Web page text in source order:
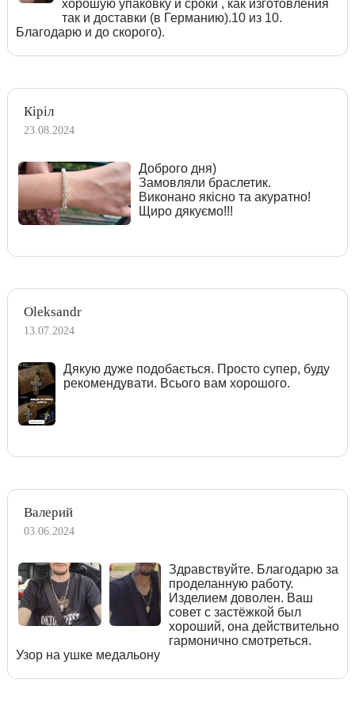
хорошую упаковку и сроки , как изготовления
так и доставки (в Германию).10 из 10.
Благодарю и до скорого).
Кіріл
23.08.2024
Доброго дня)
Замовляли браслетик.
Виконано якісно та акуратно!
Щиро дякуємо!!!
Oleksandr
13.07.2024
Дякую дуже подобається. Просто супер, буду
рекомендувати. Всього вам хорошого.
Валерий
03.06.2024
Здравствуйте. Благодарю за
проделанную работу.
Изделием доволен. Ваш
совет с застёжкой был
хороший, она действительно
гармонично смотреться.
Узор на ушке медальону